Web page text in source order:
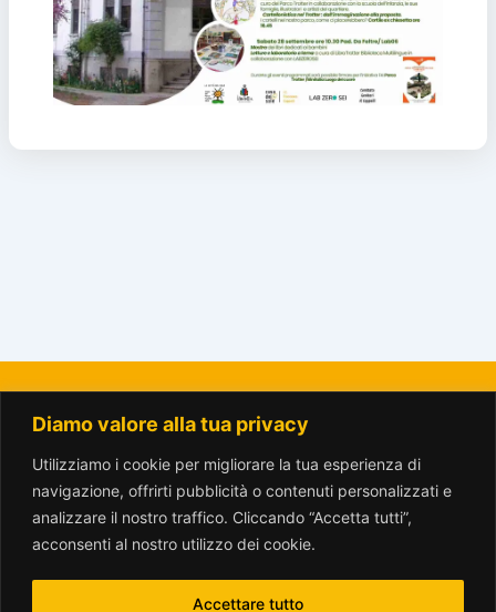
Diamo valore alla tua privacy
Utilizziamo i cookie per migliorare la tua esperienza di
navigazione, offrirti pubblicità o contenuti personalizzati e
analizzare il nostro traffico. Cliccando “Accetta tutti”,
acconsenti al nostro utilizzo dei cookie.
Accettare tutto
La Città del Sole - Amici del Parco Trotter o.n.l.u.s.
amicitrotter@gmail.com